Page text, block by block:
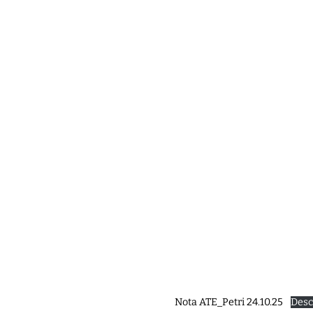
Nota ATE_Petri 24.10.25